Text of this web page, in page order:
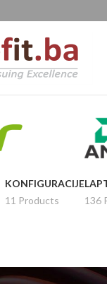
KONFIGURACIJE
11 Products
136